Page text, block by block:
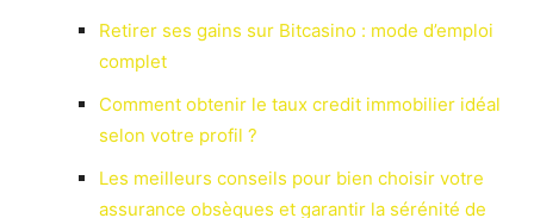
Retirer ses gains sur Bitcasino : mode d’emploi
complet
Comment obtenir le taux credit immobilier idéal
selon votre profil ?
Les meilleurs conseils pour bien choisir votre
assurance obsèques et garantir la sérénité de